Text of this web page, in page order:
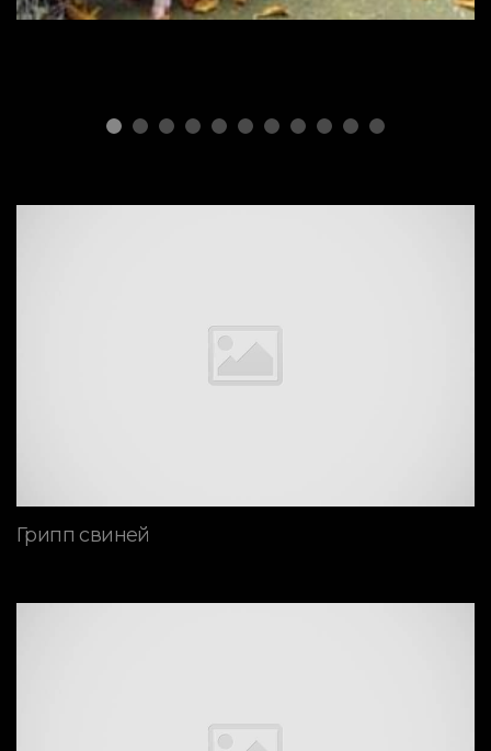
Грипп свиней